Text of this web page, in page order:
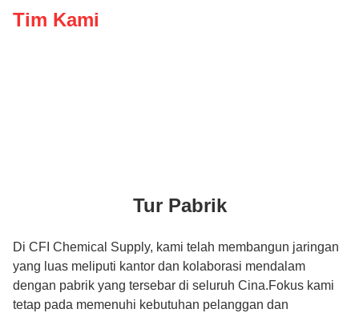
Tim Kami
Tur Pabrik
Di CFI Chemical Supply, kami telah membangun jaringan
yang luas meliputi kantor dan kolaborasi mendalam
dengan pabrik yang tersebar di seluruh Cina.Fokus kami
tetap pada memenuhi kebutuhan pelanggan dan